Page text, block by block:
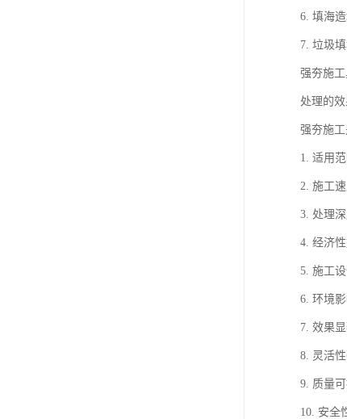
6. 填海
7. 垃圾
强夯施
处理的效
强夯施
1. 适用
2. 施工
3. 处理
4. 经济
5. 施工
6. 环境
7. 效果
8. 灵活
9. 质量
10. 安全